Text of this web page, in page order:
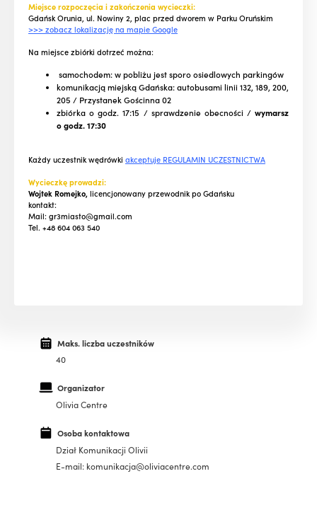
Miejsce rozpoczęcia i zakończenia wycieczki:
Gdańsk Orunia, ul. Nowiny 2, plac przed dworem w Parku Oruńskim
>>> zobacz lokalizację na mapie Google
Na miejsce zbiórki dotrzeć można:
samochodem: w pobliżu jest sporo osiedlowych parkingów
komunikacją miejską Gdańska: autobusami linii 132, 189, 200,
205 / Przystanek Gościnna 02
zbiórka o godz. 17:15 / sprawdzenie obecności / wymarsz
o godz. 17:30
Każdy uczestnik wędrówki akceptuje REGULAMIN UCZESTNICTWA
Wycieczkę prowadzi:
Wojtek Romejko, licencjonowany przewodnik po Gdańsku
kontakt:
Mail: gr3miasto@gmail.com
Tel. +48 604 063 540
Maks. liczba uczestników
40
Organizator
Olivia Centre
Osoba kontaktowa
Dział Komunikacji Olivii
E-mail: komunikacja@oliviacentre.com